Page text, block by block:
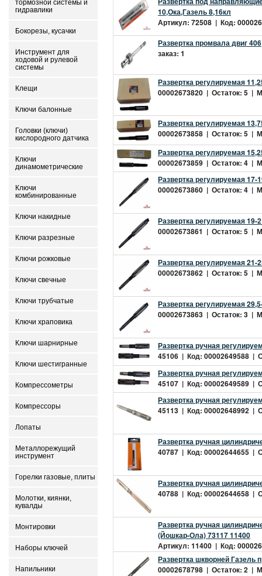
тормозной системы и
гидравлики
Бокорезы, кусачки
Инструмент для
ходовой и рулевой
системы
Клещи
Ключи балонные
Головки (ключи)
кислородного датчика
Ключи
динамометрические
Ключи
комбинированные
Ключи накидные
Ключи разрезные
Ключи рожковые
Ключи свечные
Ключи трубчатые
Ключи храповика
Ключи шарнирные
Ключи шестигранные
Компрессометры
Компрессоры
Лопаты
Металлорежущий
инструмент
Горелки газовые, плиты
Молотки, киянки,
кувалды
Монтировки
Наборы ключей
Напильники
10,Ока,Газель 8,16кл
Артикул: 72508 | Код:
Развертка промвала двиг 406
заказ: 1
Развертка регулируемая
00002673820 | Остаток: 5 |
Развертка регулируемая
00002673858 | Остаток: 5 |
Развертка регулируемая
00002673859 | Остаток: 4 |
Развертка регулируемая
00002673860 | Остаток: 4 |
Развертка регулируемая
00002673861 | Остаток: 5 |
Развертка регулируемая
00002673862 | Остаток: 5 |
Развертка регулируемая
00002673863 | Остаток: 3 |
Развертка ручная
45106 | Код: 00002649588 |
Развертка ручная
45107 | Код: 00002649589 |
Развертка ручная
45113 | Код: 00002648992 |
Развертка ручная
40787 | Код: 00002644655 |
Развертка ручная
40788 | Код: 00002644658 |
Развертка ручная
(Йошкар-Ола) 73117 11400
Артикул: 11400 | Код:
Развертка шкворней Газель
00002678798 | Остаток: 2 |